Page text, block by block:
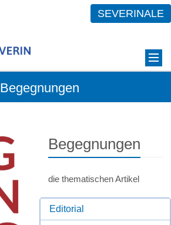
SEVERINALE
Begegnungen
Begegnungen
die thematischen Artikel
Editorial